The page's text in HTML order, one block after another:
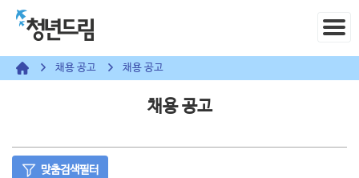
채용 공고 채용 공고
채용 공고
맞춤검색필터